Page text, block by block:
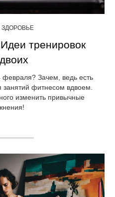
ЗДОРОВЬЕ
тренировок
февраля? Зачем, ведь есть
занятий фитнесом вдвоем.
изменить привычные